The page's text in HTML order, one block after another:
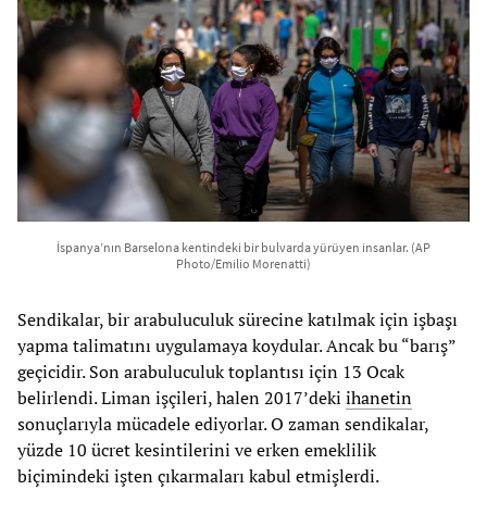
İspanya’nın Barselona kentindeki bir bulvarda yürüyen insanlar. (AP
Photo/Emilio Morenatti)
Sendikalar, bir arabuluculuk sürecine katılmak için işbaşı
yapma talimatını uygulamaya koydular. Ancak bu “barış”
geçicidir. Son arabuluculuk toplantısı için 13 Ocak
belirlendi. Liman işçileri, halen 2017’deki ihanetin
sonuçlarıyla mücadele ediyorlar. O zaman sendikalar,
yüzde 10 ücret kesintilerini ve erken emeklilik
biçimindeki işten çıkarmaları kabul etmişlerdi.